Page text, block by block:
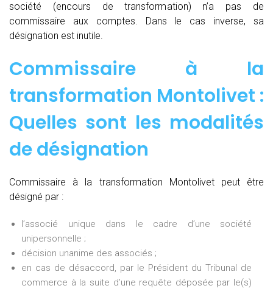
société (encours de transformation) n’a pas de
commissaire aux comptes. Dans le cas inverse, sa
désignation est inutile.
Commissaire à la
transformation Montolivet :
Quelles sont les modalités
de désignation
Commissaire à la transformation Montolivet peut être
désigné par :
l’associé unique dans le cadre d’une société
unipersonnelle ;
décision unanime des associés ;
en cas de désaccord, par le Président du Tribunal de
commerce à la suite d’une requête déposée par le(s)